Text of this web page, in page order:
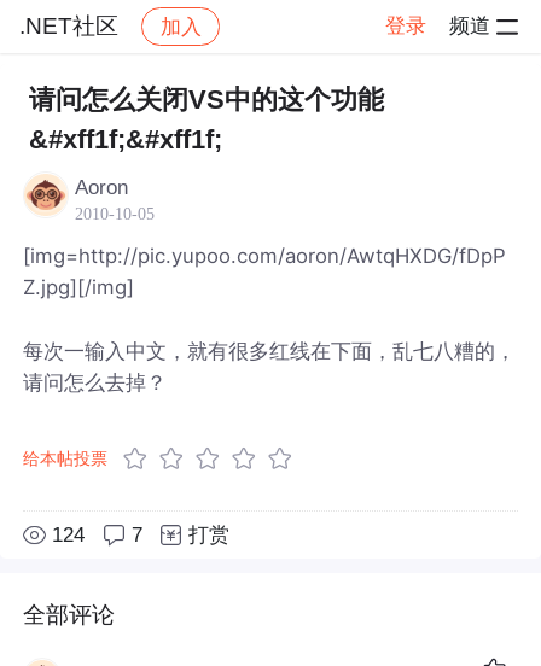
.NET社区 加入 登录 频道
社区 .NET社区 帖子详情
请问怎么关闭VS中的这个功能
&#xff1f;&#xff1f;
Aoron
2010-10-05
[img=http://pic.yupoo.com/aoron/AwtqHXDG/fDpP
Z.jpg] [/img]
每次一输入中文，就有很多红线在下面，乱七八糟的，
请问怎么去掉？
给本帖投票
124 7 打赏
全部评论